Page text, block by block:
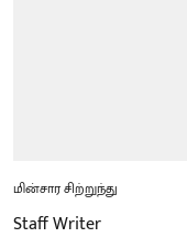
மின்சார சிற்றுந்து
Staff Writer